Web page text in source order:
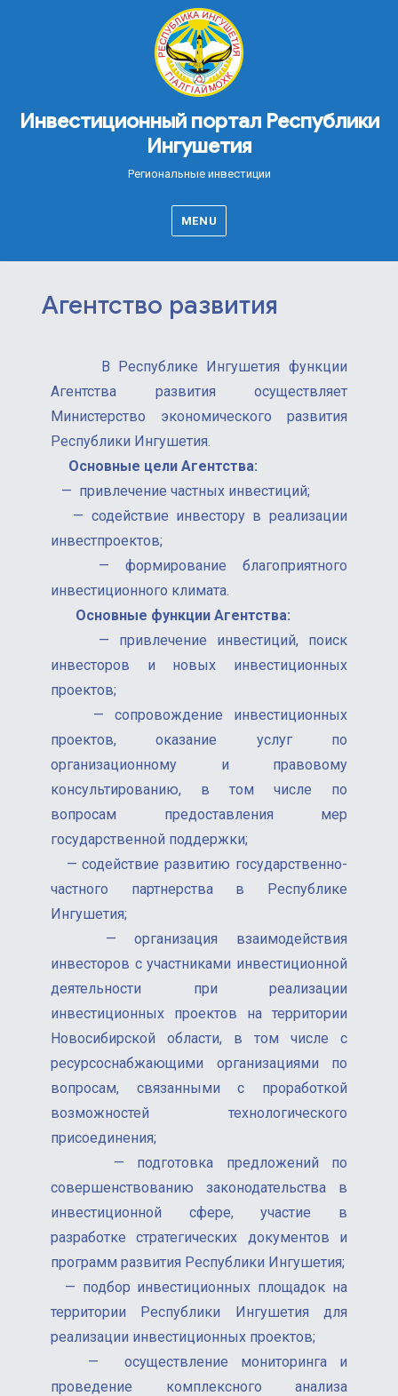
Инвестиционный портал Республики
Ингушетия
Региональные инвестиции
MENU
Агентство развития
В Республике Ингушетия функции
Агентства развития осуществляет
Министерство экономического развития
Республики Ингушетия.
Основные цели Агентства:
— привлечение частных инвестиций;
— содействие инвестору в реализации
инвестпроектов;
— формирование благоприятного
инвестиционного климата.
Основные функции Агентства:
— привлечение инвестиций, поиск
инвесторов и новых инвестиционных
проектов;
— сопровождение инвестиционных
проектов, оказание услуг по
организационному и правовому
консультированию, в том числе по
вопросам предоставления мер
государственной поддержки;
— содействие развитию государственно-
частного партнерства в Республике
Ингушетия;
— организация взаимодействия
инвесторов с участниками инвестиционной
деятельности при реализации
инвестиционных проектов на территории
Новосибирской области, в том числе с
ресурсоснабжающими организациями по
вопросам, связанными с проработкой
возможностей технологического
присоединения;
— подготовка предложений по
совершенствованию законодательства в
инвестиционной сфере, участие в
разработке стратегических документов и
программ развития Республики Ингушетия;
— подбор инвестиционных площадок на
территории Республики Ингушетия для
реализации инвестиционных проектов;
— осуществление мониторинга и
проведение комплексного анализа